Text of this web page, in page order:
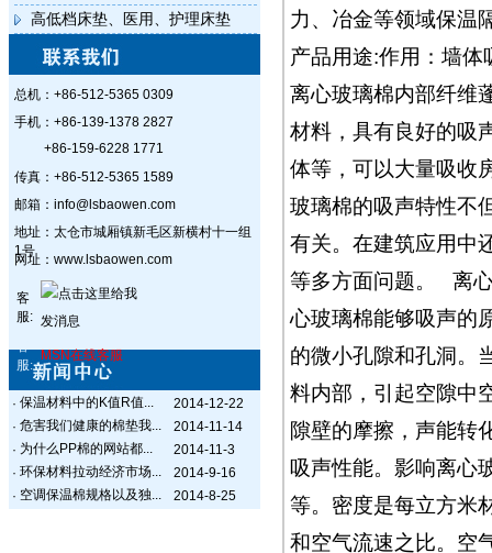
高低档床垫、医用、护理床垫
总机：+86-512-5365 0309
手机：+86-139-1378 2827
+86-159-6228 1771
传真：+86-512-5365 1589
邮箱：info@lsbaowen.com
地址：太仓市城厢镇新毛区新横村十一组
1号
网址：www.lsbaowen.com
客
服:
客
服:
MSN在线客服
· 保温材料中的K值R值...
2014-12-22
· 危害我们健康的棉垫我...
2014-11-14
· 为什么PP棉的网站都...
2014-11-3
· 环保材料拉动经济市场...
2014-9-16
· 空调保温棉规格以及独... 2014-8-25
力、冶金等领域保温
产品用途:作用：墙
离心玻璃棉内部纤维
材料，具有良好的吸
体等，可以大量吸收
玻璃棉的吸声特性不
有关。在建筑应用中
等多方面问题。 离
心玻璃棉能够吸声的
的微小孔隙和孔洞。
料内部，引起空隙中
隙壁的摩擦，声能转
吸声性能。影响离心
等。密度是每立方米
和空气流速之比。空